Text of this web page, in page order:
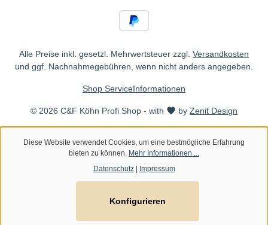
Alle Preise inkl. gesetzl. Mehrwertsteuer zzgl. Versandkosten
und ggf. Nachnahmegebühren, wenn nicht anders angegeben.
© 2026 C&F Köhn Profi Shop - with byZenit Design
Shop ServiceInformationen
Diese Website verwendet Cookies, um eine bestmögliche Erfahrung
bieten zu können. Mehr Informationen ...
Datenschutz| Impressum
Konfigurieren